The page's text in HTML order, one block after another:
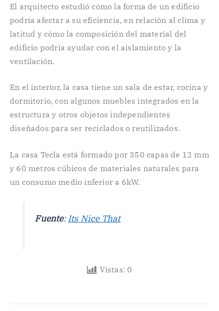
El arquitecto estudió cómo la forma de un edificio
podría afectar a su eficiencia, en relación al clima y
latitud y cómo la composición del material del
edificio podría ayudar con el aislamiento y la
ventilación.
En el interior, la casa tiene un sala de estar, cocina y
dormitorio, con algunos muebles integrados en la
estructura y otros objetos independientes
diseñados para ser reciclados o reutilizados.
La casa Tecla está formado por 350 capas de 12 mm
y 60 metros cúbicos de materiales naturales para
un consumo medio inferior a 6kW.
Fuente:Its Nice That
Vistas: 0